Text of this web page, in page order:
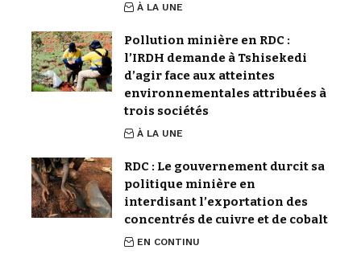
À LA UNE
Pollution minière en RDC :
l’IRDH demande à Tshisekedi
d’agir face aux atteintes
environnementales attribuées à
trois sociétés
À LA UNE
RDC : Le gouvernement durcit sa
politique minière en
interdisant l’exportation des
concentrés de cuivre et de cobalt
EN CONTINU